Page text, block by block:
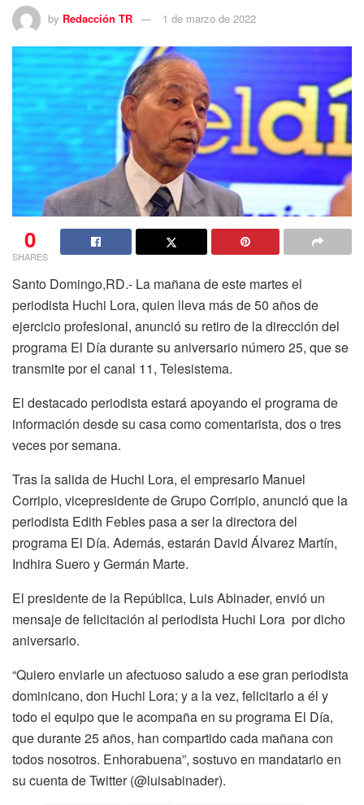
by Redacción TR 1 de marzo de 2022
0
SHARES
Santo Domingo,RD.- La mañana de este martes el
periodista Huchi Lora, quien lleva más de 50 años de
ejercicio profesional, anunció su retiro de la dirección del
programa El Día durante su aniversario número 25, que se
transmite por el canal 11, Telesistema.
El destacado periodista estará apoyando el programa de
información desde su casa como comentarista, dos o tres
veces por semana.
Tras la salida de Huchi Lora, el empresario Manuel
Corripio, vicepresidente de Grupo Corripio, anunció que la
periodista Edith Febles pasa a ser la directora del
programa El Día. Además, estarán David Álvarez Martín,
Indhira Suero y Germán Marte.
El presidente de la República, Luis Abinader, envió un
mensaje de felicitación al periodista Huchi Lora por dicho
aniversario.
“Quiero enviarle un afectuoso saludo a ese gran periodista
dominicano, don Huchi Lora; y a la vez, felicitarlo a él y
todo el equipo que le acompaña en su programa El Día,
que durante 25 años, han compartido cada mañana con
todos nosotros. Enhorabuena”, sostuvo en mandatario en
su cuenta de Twitter (@luisabinader).